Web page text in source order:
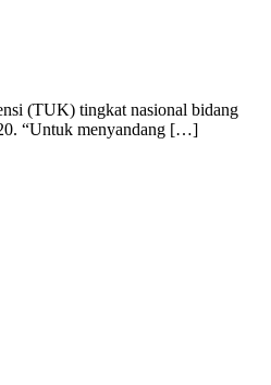
(TUK) tingkat nasional bidang
“Untuk menyandang […]